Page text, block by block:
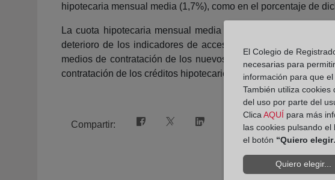
hipotecaria mensual media (1,7%), como en el porcentaje de
La cuota hipotecaria mensual media del cuarto trimestre
deterioro de los indicadores de accesibilidad se ha debido
medios de contratación de los nuevos créditos hipotecarios
contratación de los créditos hipotecarios (reducción de 0,13
Compartir:
El Colegio de
necesarias para
información para que
También utiliza
del uso por parte del
Clica AQUÍ para más
las cookies pulsando el
el botón “Quiero
Quiero elegir...